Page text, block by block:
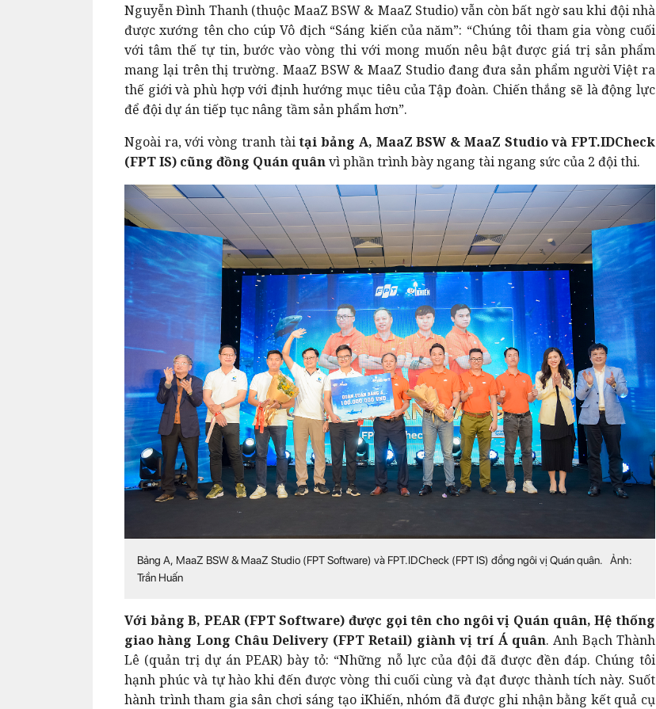
Nguyễn Đình Thanh (thuộc MaaZ BSW & MaaZ Studio) vẫn còn bất ngờ sau khi đội nhà
được xướng tên cho cúp Vô địch “Sáng kiến của năm”: “Chúng tôi tham gia vòng cuối
với tâm thế tự tin, bước vào vòng thi với mong muốn nêu bật được giá trị sản phẩm
mang lại trên thị trường. MaaZ BSW & MaaZ Studio đang đưa sản phẩm người Việt ra
thế giới và phù hợp với định hướng mục tiêu của Tập đoàn. Chiến thắng sẽ là động lực
để đội dự án tiếp tục nâng tầm sản phẩm hơn”.
Ngoài ra, với vòng tranh tàitại bảng A, MaaZ BSW & MaaZ Studio và FPT.IDCheck
(FPT IS) cũng đồng Quán quânvì phần trình bày ngang tài ngang sức của 2 đội thi.
Bảng A, MaaZ BSW & MaaZ Studio (FPT Software) và FPT.IDCheck (FPT IS) đồng ngôi vị Quán quân. Ảnh:
Trần Huấn
Với bảng B, PEAR (FPT Software) được gọi tên cho ngôi vị Quán quân, Hệ thống
giao hàng Long Châu Delivery (FPT Retail) giành vị trí Á quân. Anh Bạch Thành
Lê (quản trị dự án PEAR) bày tỏ: “Những nỗ lực của đội đã được đền đáp. Chúng tôi
hạnh phúc và tự hào khi đến được vòng thi cuối cùng và đạt được thành tích này. Suốt
hành trình tham gia sân chơi sáng tạo iKhiến, nhóm đã được ghi nhận bằng kết quả cụ